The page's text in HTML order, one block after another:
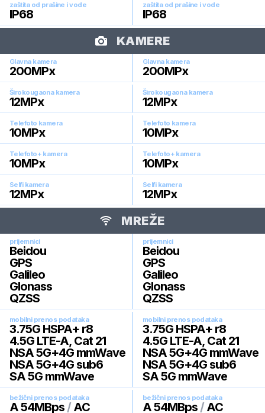
zaštita od prašine i vode
IP68
zaštita od prašine i vode
IP68
KAMERE
Glavna kamera
200MPx
Glavna kamera
200MPx
Širokougaona kamera
12MPx
Širokougaona kamera
12MPx
Telefoto kamera
10MPx
Telefoto kamera
10MPx
Telefoto+ kamera
10MPx
Telefoto+ kamera
10MPx
Selfi kamera
12MPx
Selfi kamera
12MPx
MREŽE
prijemnici
Beidou
GPS
Galileo
Glonass
QZSS
prijemnici
Beidou
GPS
Galileo
Glonass
QZSS
mobilni prenos podataka
3.75G HSPA+ r8
4.5G LTE-A, Cat 21
NSA 5G+4G mmWave
NSA 5G+4G sub6
SA 5G mmWave
mobilni prenos podataka
3.75G HSPA+ r8
4.5G LTE-A, Cat 21
NSA 5G+4G mmWave
NSA 5G+4G sub6
SA 5G mmWave
bežični prenos podataka
A 54MBps / AC
bežični prenos podataka
A 54MBps / AC